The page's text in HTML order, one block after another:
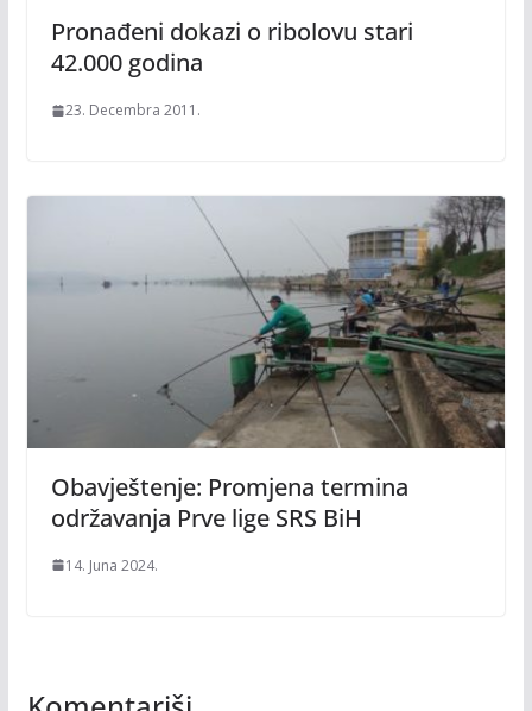
Pronađeni dokazi o ribolovu stari
42.000 godina
23. Decembra 2011.
Obavještenje: Promjena termina
održavanja Prve lige SRS BiH
14. Juna 2024.